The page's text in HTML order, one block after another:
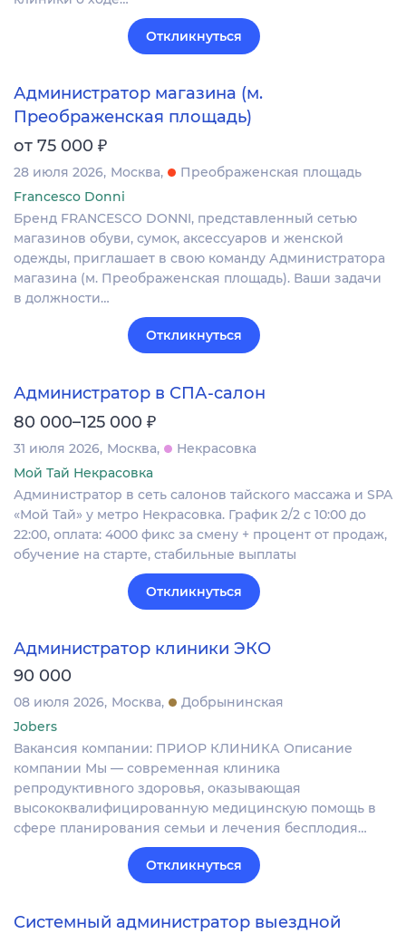
Откликнуться
Администратор магазина (м.
Преображенская площадь)
от 75 000 ₽
28 июля 2026 Москва
Преображенская площадь
Francesco Donni
Бренд FRANCESCO DONNI, представленный сетью
магазинов обуви, сумок, аксессуаров и женской
одежды, приглашает в свою команду Администратора
магазина (м. Преображенская площадь). Ваши задачи
в должности…
Откликнуться
Администратор в СПА-салон
80 000–125 000 ₽
31 июля 2026 Москва
Некрасовка
Мой Тай Некрасовка
Администратор в сеть салонов тайского массажа и SPA
«Мой Тай» у метро Некрасовка. График 2/2 с 10:00 до
22:00, оплата: 4000 фикс за смену + процент от продаж,
обучение на старте, стабильные выплаты
Откликнуться
Администратор клиники ЭКО
90 000
08 июля 2026 Москва
Добрынинская
Jobers
Вакансия компании: ПРИОР КЛИНИКА Описание
компании Мы — современная клиника
репродуктивного здоровья, оказывающая
высококвалифицированную медицинскую помощь в
сфере планирования семьи и лечения бесплодия…
Откликнуться
Системный администратор выездной